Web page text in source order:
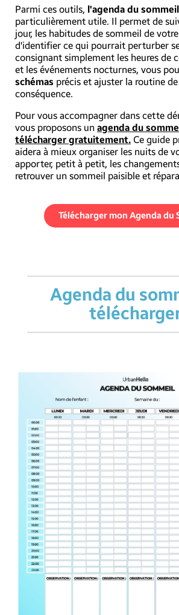
Parmi ces outils, l'agenda du sommeil
particulièrement utile. Il permet de
jour, les habitudes de sommeil de
d'identifier ce qui pourrait perturber
consignant simplement les heures de
et les événements nocturnes, vous
schémas précis et ajuster la routine
conséquence.
Pour vous accompagner dans cette
vous proposons un agenda du
télécharger gratuitement. Ce guide
aidera à mieux organiser les nuits de
apporter, petit à petit, les
retrouver un sommeil paisible et
Télécharger mon Agenda du
Agenda du